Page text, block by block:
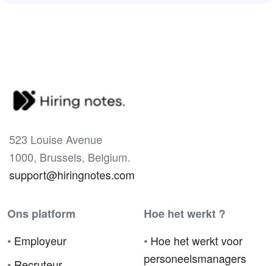
523 Louise Avenue
1000, Brussels, Belgium.
support@hiringnotes.com
Ons platform
• Employeur
Hoe het werkt ?
• Hoe het werkt voor
personeelsmanagers